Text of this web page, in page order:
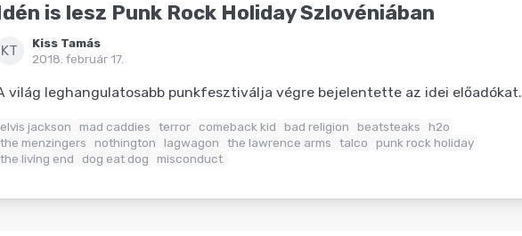
is lesz Punk Rock Holiday Szlovéniában
KT
Kiss Tamás
2018. február 17.
világ leghangulatosabb punkfesztiválja végre bejelentette az idei előadókat.
elvis jackson mad caddies terror comeback kid bad religion beatsteaks
h2o
the menzingers
nothington lagwagon the lawrence arms talco
punk rock holiday
the living end
dog eat dog misconduct